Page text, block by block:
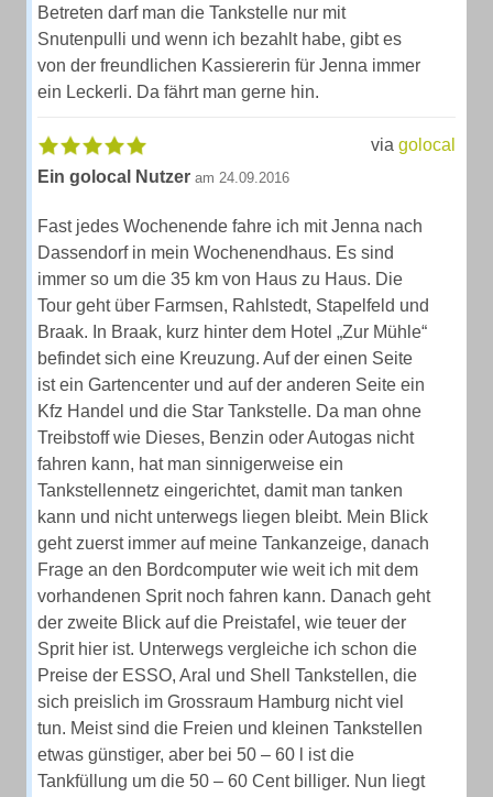
Betreten darf man die Tankstelle nur mit
Snutenpulli und wenn ich bezahlt habe, gibt es
von der freundlichen Kassiererin für Jenna immer
ein Leckerli. Da fährt man gerne hin.
via golocal
Ein golocal Nutzer am 24.09.2016
Fast jedes Wochenende fahre ich mit Jenna nach
Dassendorf in mein Wochenendhaus. Es sind
immer so um die 35 km von Haus zu Haus. Die
Tour geht über Farmsen, Rahlstedt, Stapelfeld und
Braak. In Braak, kurz hinter dem Hotel „Zur Mühle“
befindet sich eine Kreuzung. Auf der einen Seite
ist ein Gartencenter und auf der anderen Seite ein
Kfz Handel und die Star Tankstelle. Da man ohne
Treibstoff wie Dieses, Benzin oder Autogas nicht
fahren kann, hat man sinnigerweise ein
Tankstellennetz eingerichtet, damit man tanken
kann und nicht unterwegs liegen bleibt. Mein Blick
geht zuerst immer auf meine Tankanzeige, danach
Frage an den Bordcomputer wie weit ich mit dem
vorhandenen Sprit noch fahren kann. Danach geht
der zweite Blick auf die Preistafel, wie teuer der
Sprit hier ist. Unterwegs vergleiche ich schon die
Preise der ESSO, Aral und Shell Tankstellen, die
sich preislich im Grossraum Hamburg nicht viel
tun. Meist sind die Freien und kleinen Tankstellen
etwas günstiger, aber bei 50 – 60 l ist die
Tankfüllung um die 50 – 60 Cent billiger. Nun liegt